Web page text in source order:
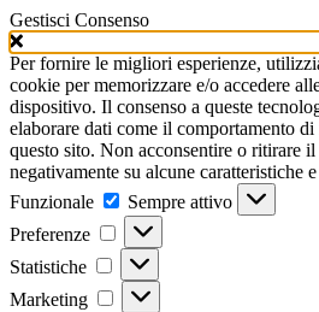
Gestisci Consenso
Per fornire le migliori esperienze,
cookie per memorizzare e/o accedere
dispositivo. Il consenso a queste
elaborare dati come il comportamento
questo sito. Non acconsentire o ritirare
negativamente su alcune caratteristiche
Funzionale
Funzionale
Sempre attivo
Preferenze
Preferenze
Statistiche Statistiche
Marketing Marketing